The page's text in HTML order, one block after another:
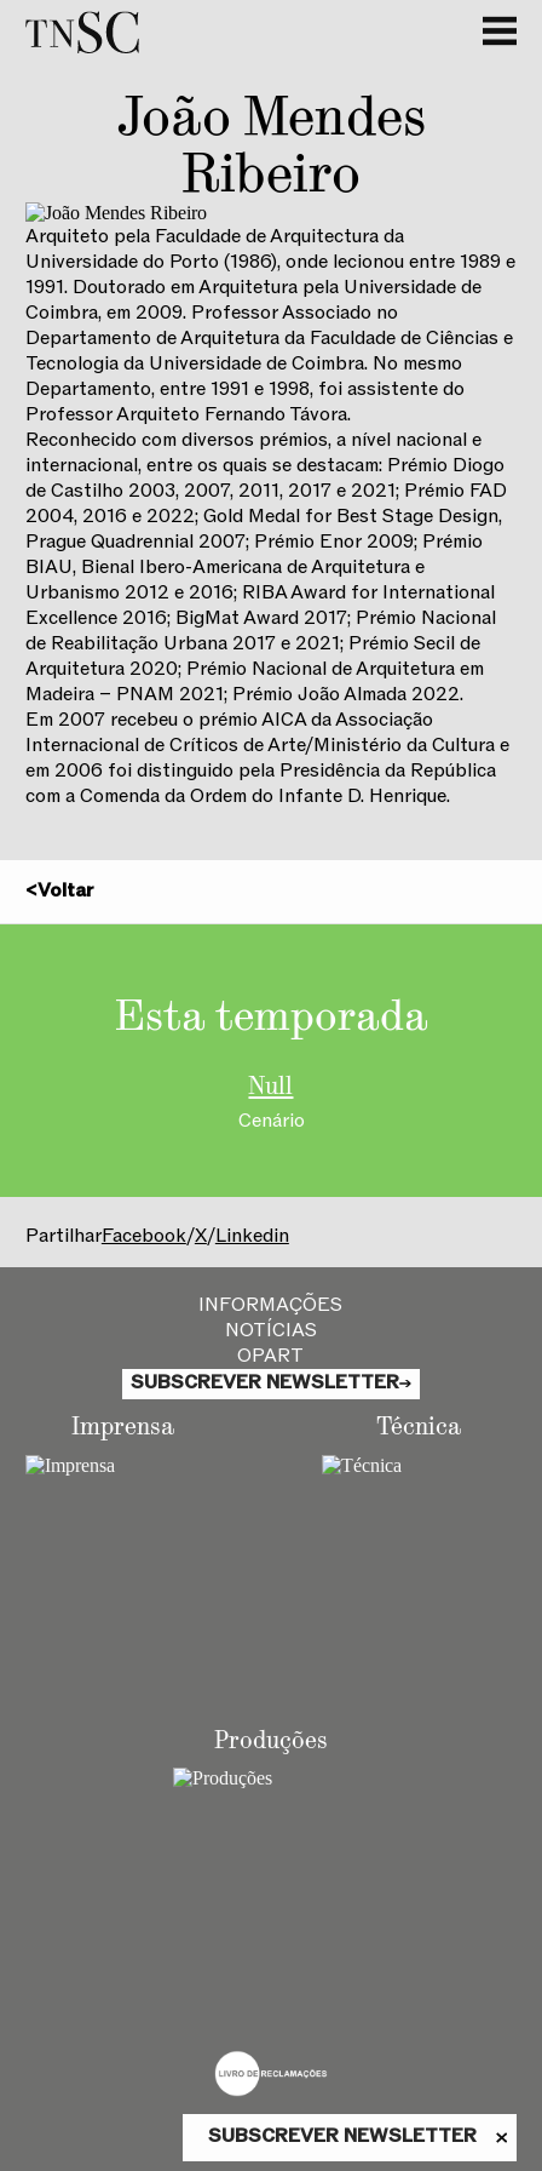
<Voltar
João Mendes
Ribeiro
Arquiteto pela Faculdade de Arquitectura da
Universidade do Porto (1986), onde lecionou entre 1989 e
1991. Doutorado em Arquitetura pela Universidade de
Coimbra, em 2009. Professor Associado no
Departamento de Arquitetura da Faculdade de Ciências e
Tecnologia da Universidade de Coimbra. No mesmo
Departamento, entre 1991 e 1998, foi assistente do
Professor Arquiteto Fernando Távora.
Reconhecido com diversos prémios, a nível nacional e
internacional, entre os quais se destacam: Prémio Diogo
de Castilho 2003, 2007, 2011, 2017 e 2021; Prémio FAD
2004, 2016 e 2022; Gold Medal for Best Stage Design,
Prague Quadrennial 2007; Prémio Enor 2009; Prémio
BIAU, Bienal Ibero-Americana de Arquitetura e
Urbanismo 2012 e 2016; RIBA Award for International
Excellence 2016; BigMat Award 2017; Prémio Nacional
de Reabilitação Urbana 2017 e 2021; Prémio Secil de
Arquitetura 2020; Prémio Nacional de Arquitetura em
Madeira – PNAM 2021; Prémio João Almada 2022.
Em 2007 recebeu o prémio AICA da Associação
Internacional de Críticos de Arte/Ministério da Cultura e
em 2006 foi distinguido pela Presidência da República
com a Comenda da Ordem do Infante D. Henrique.
Esta temporada
Null
Cenário
PartilharFacebook/X/Linkedin
INFORMAÇÕES
NOTÍCIAS
OPART
SUBSCREVER NEWSLETTER
Imprensa Técnica
Produções
SUBSCREVER NEWSLETTER